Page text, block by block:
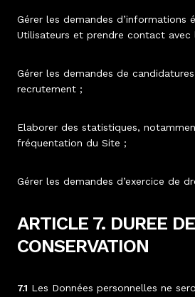
Gérer les demandes d’informations
Utilisateurs et prendre contact avec
Gérer les demandes de
recrutement ;
Elaborer des statistiques,
fréquentation du Site ;
Gérer les demandes d’exercice de
ARTICLE 7. DUREE DE
CONSERVATION
7.1 Les Données personnelles ne